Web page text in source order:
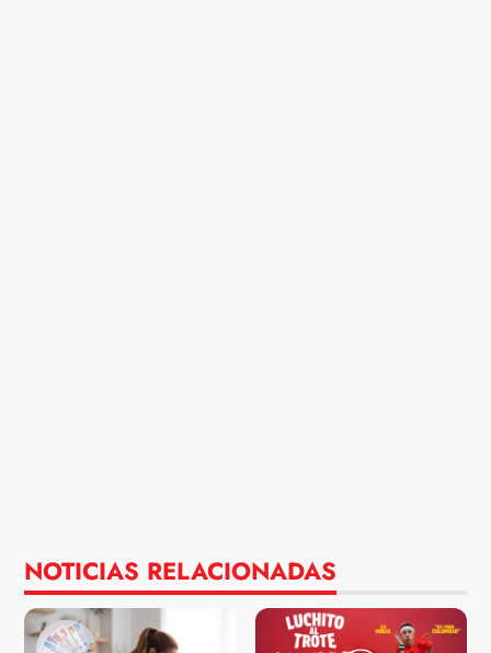
NOTICIAS RELACIONADAS